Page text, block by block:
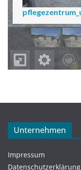
Unternehmen
Impressum
Datenschutzerklärung